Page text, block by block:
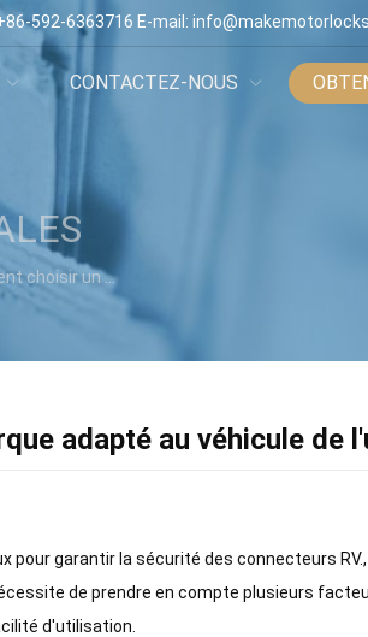
592-6363716 E-mail:
CONTACTEZ-NOUS
de remorque adapté au véhicule de l'utilisateur?
adapté au véhicule de
pour garantir la sécurité des connecteurs
de prendre en compte plusieurs
d'utilisation.